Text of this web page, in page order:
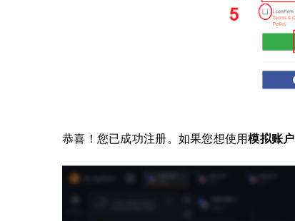
恭喜！您已成功注册。如果您想使用模拟账户